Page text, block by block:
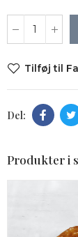
Tilføj til
Produkter i